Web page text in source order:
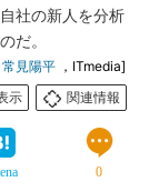
社の新人を分析
だ。
常見陽平 ，ITmedia]
示
関連情報
0